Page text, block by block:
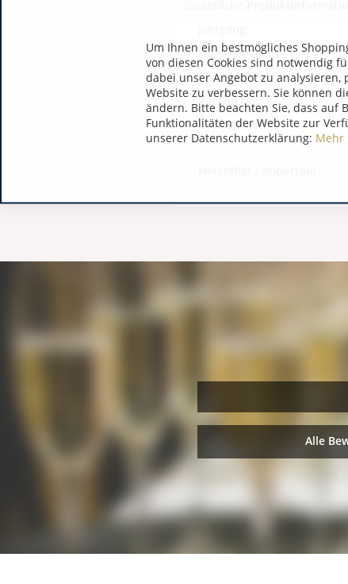
Lagerfähigkeit:
Alkoholgehalt:
Restzucker:
Säuregehalt:
Alle
Um Ihnen ein bestmögliches
von diesen Cookies sind notwendig
dabei unser Angebot zu
Website zu verbessern. Sie können
ändern. Bitte beachten Sie, dass auf
Funktionalitäten der Website zur
unserer Datenschutzerklärung: Mehr